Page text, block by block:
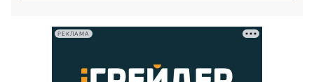
РЕКЛАМА